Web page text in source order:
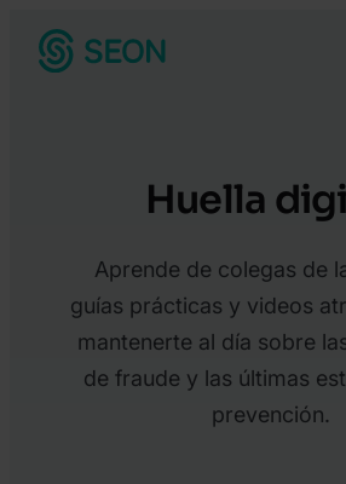
Saltar
Huella
Aprende de colegas de
guías prácticas y videos
mantenerte al día sobre
de fraude y las últimas
prevención.